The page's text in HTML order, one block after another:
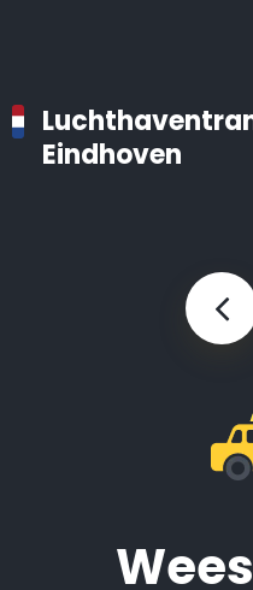
Eindhoven